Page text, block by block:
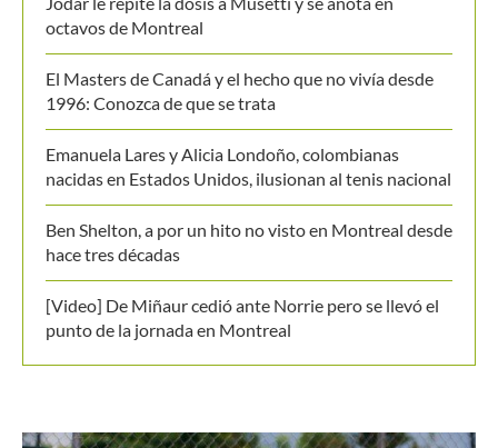
octavos de Montreal
El Masters de Canadá y el hecho que no vivía desde
1996: Conozca de que se trata
Emanuela Lares y Alicia Londoño, colombianas
nacidas en Estados Unidos, ilusionan al tenis nacional
Ben Shelton, a por un hito no visto en Montreal desde
hace tres décadas
[Video] De Miñaur cedió ante Norrie pero se llevó el
punto de la jornada en Montreal